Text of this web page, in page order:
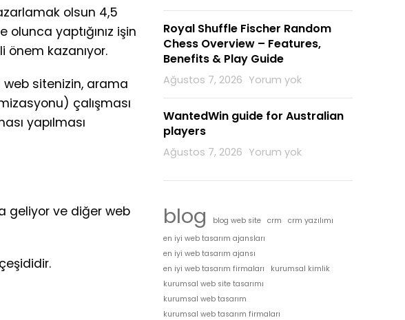
olsun 4,5
yaptığınız işin
önem kazanıyor.
web sitenizin, arama
çalışması
yapılması
geliyor ve diğer web
Royal Shuffle Fischer Random
Chess Overview – Features,
Benefits & Play Guide
Ağustos 7, 2026 Yorum yok
WantedWin guide for Australian
players
Ağustos 7, 2026 Yorum yok
blog blog web site crm
crm yazılımı
en iyi web tasarım ajansları
en iyi web tasarım ajansı
en iyi web tasarım firmaları
kurumsal kimlik
kurumsal web site tasarımı
kurumsal web tasarım
kurumsal web tasarım firmaları